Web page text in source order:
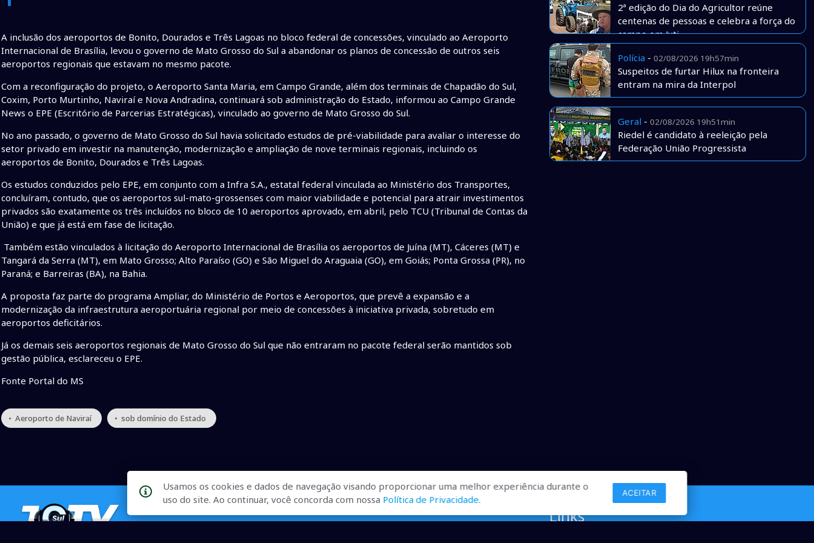
A inclusão dos aeroportos de Bonito, Dourados e Três Lagoas no bloco federal de concessões, vinculado ao Aeroporto
Internacional de Brasília, levou o governo de Mato Grosso do Sul a abandonar os planos de concessão de outros seis
aeroportos regionais que estavam no mesmo pacote.
Com a reconfiguração do projeto, o Aeroporto Santa Maria, em Campo Grande, além dos terminais de Chapadão do Sul,
Coxim, Porto Murtinho, Naviraí e Nova Andradina, continuará sob administração do Estado, informou ao Campo Grande
News o EPE (Escritório de Parcerias Estratégicas), vinculado ao governo de Mato Grosso do Sul.
No ano passado, o governo de Mato Grosso do Sul havia solicitado estudos de pré-viabilidade para avaliar o interesse do
setor privado em investir na manutenção, modernização e ampliação de nove terminais regionais, incluindo os
aeroportos de Bonito, Dourados e Três Lagoas.
Os estudos conduzidos pelo EPE, em conjunto com a Infra S.A., estatal federal vinculada ao Ministério dos Transportes,
concluíram, contudo, que os aeroportos sul-mato-grossenses com maior viabilidade e potencial para atrair investimentos
privados são exatamente os três incluídos no bloco de 10 aeroportos aprovado, em abril, pelo TCU (Tribunal de Contas da
União) e que já está em fase de licitação.
Também estão vinculados à licitação do Aeroporto Internacional de Brasília os aeroportos de Juína (MT), Cáceres (MT) e
Tangará da Serra (MT), em Mato Grosso; Alto Paraíso (GO) e São Miguel do Araguaia (GO), em Goiás; Ponta Grossa (PR), no
Paraná; e Barreiras (BA), na Bahia.
A proposta faz parte do programa Ampliar, do Ministério de Portos e Aeroportos, que prevê a expansão e a
modernização da infraestrutura aeroportuária regional por meio de concessões à iniciativa privada, sobretudo em
aeroportos deficitários.
Já os demais seis aeroportos regionais de Mato Grosso do Sul que não entraram no pacote federal serão mantidos sob
gestão pública, esclareceu o EPE.
Fonte Portal do MS
• Aeroporto de Naviraí • sob domínio do Estado
2ª edição do Dia do Agricultor reúne
centenas de pessoas e celebra a força do
campo em Juti
Polícia - 02/08/2026 19h57min
Suspeitos de furtar Hilux na fronteira
entram na mira da Interpol
Geral - 02/08/2026 19h51min
Riedel é candidato à reeleição pela
Federação União Progressista
Links
Usamos os cookies e dados de navegação visando proporcionar uma melhor experiência durante o
uso do site. Ao continuar, você concorda com nossa Política de Privacidade.
ACEITAR